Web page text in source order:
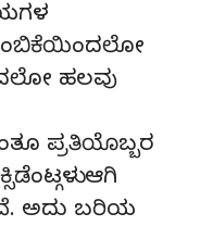
ಹಲವು
ಪ್ರತಿಯೊಬ್ಬರ
ಆಗಿ
ಅದು ಬರಿಯ